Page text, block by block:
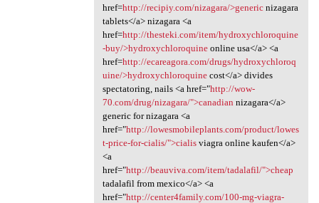
href=http://recipiy.com/nizagara/>genericnizagara
tablets</a> nizagara <a
href=http://thesteki.com/item/hydroxychloroquine
-buy/>hydroxychloroquineonline usa</a> <a
href=http://ecareagora.com/drugs/hydroxychloroq
uine/>hydroxychloroquinecost</a> divides
spectatoring, nails <a href="http://wow-
70.com/drug/nizagara/">canadian nizagara</a>
generic for nizagara <a
href="http://lowesmobileplants.com/product/lowes
t-price-for-cialis/">cialisviagra online kaufen</a>
<a
href="http://beauviva.com/item/tadalafil/">cheap
tadalafil from mexico</a> <a
href="http://center4family.com/100-mg-viagra-